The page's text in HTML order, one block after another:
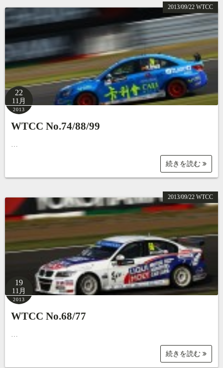
2013/09/22 WTCC
22
11月
2013
WTCC No.74/88/99
…
続きを読む
2013/09/22 WTCC
19
11月
2013
WTCC No.68/77
…
続きを読む